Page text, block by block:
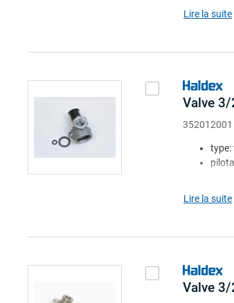
note:
Lire la suite
Valve
352012001
type:
note:
Lire la suite
Valve